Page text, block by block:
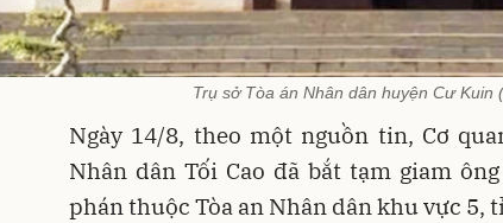
Trụ sở Tòa án Nhân dân huyện Cư Kuin
Ngày 14/8, theo một nguồn tin, Cơ
Nhân dân Tối Cao đã bắt tạm giam
phán thuộc Tòa an Nhân dân khu vực 5,